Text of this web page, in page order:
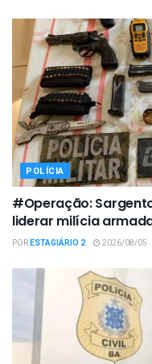
POLÍCIA
#Operação:
liderar milícia
PORESTAGIÁRIO 2 2026/08/05